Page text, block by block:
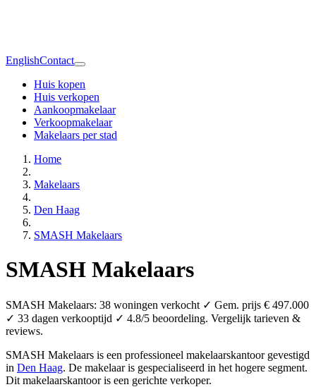
EnglishContact
Huis kopen
Huis verkopen
Aankoopmakelaar
Verkoopmakelaar
Makelaars per stad
Home
Makelaars
Den Haag
SMASH Makelaars
SMASH Makelaars
SMASH Makelaars: 38 woningen verkocht ✓ Gem. prijs € 497.000
✓ 33 dagen verkooptijd ✓ 4.8/5 beoordeling. Vergelijk tarieven &
reviews.
SMASH Makelaars is een professioneel makelaarskantoor gevestigd
in Den Haag. De makelaar is gespecialiseerd in het hogere segment.
Dit makelaarskantoor is een gerichte verkoper.